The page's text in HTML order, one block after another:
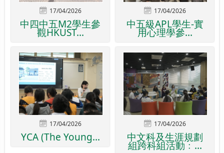
17/04/2026
中四中五M2學生參
觀HKUST...
17/04/2026
中五級APL學生-實
用心理學參...
17/04/2026
YCA (The Young...
17/04/2026
中文科及生涯規劃
組跨科組活動﹕...